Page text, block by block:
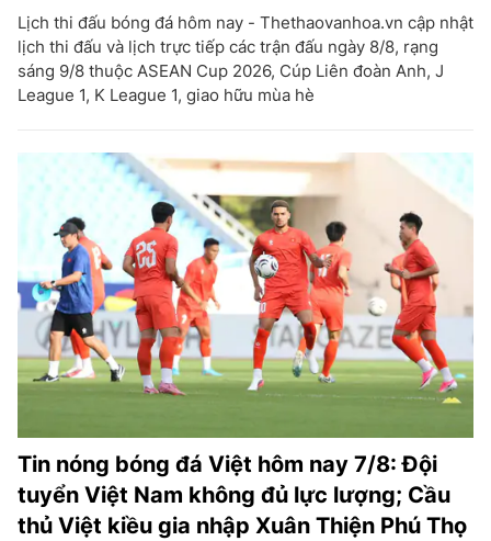
Lịch thi đấu bóng đá hôm nay - Thethaovanhoa.vn cập nhật
lịch thi đấu và lịch trực tiếp các trận đấu ngày 8/8, rạng
sáng 9/8 thuộc ASEAN Cup 2026, Cúp Liên đoàn Anh, J
League 1, K League 1, giao hữu mùa hè
Tin nóng bóng đá Việt hôm nay 7/8: Đội
tuyển Việt Nam không đủ lực lượng; Cầu
thủ Việt kiều gia nhập Xuân Thiện Phú Thọ